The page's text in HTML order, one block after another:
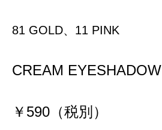
81 GOLD、11 PINK
CREAM EYESHADOW
￥590（税別）